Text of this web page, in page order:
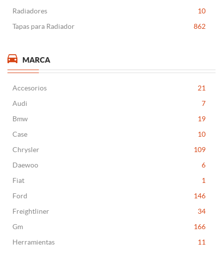
Radiadores
10
Tapas para Radiador
862
MARCA
Accesorios
21
Audi
7
Bmw
19
Case
10
Chrysler
109
Daewoo
6
Fiat
1
Ford
146
Freightliner
34
Gm
166
Herramientas
11